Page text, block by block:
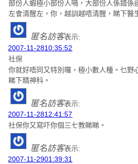
部份人蝦極小部份人喎，大部份人係錯係
左會清醒左，你，越訓越唔清醒，睇下醫
匿名訪客表示:
2007-11-2810:35:52
社保
你就好唔同又特別囉，極小數人種。乜野
睇下精神科。
匿名訪客表示:
2007-11-2812:41:57
社保你又寫吓你個三七教睇睇。
匿名訪客表示:
2007-11-2901:39:31